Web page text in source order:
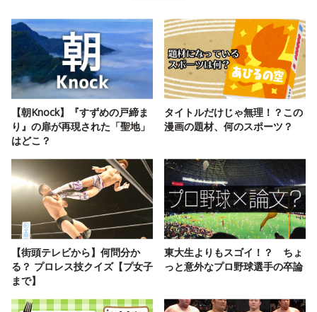
【朝Knock】『すずめの戸締ま
り』の扉が再現された「聖地」
はどこ？
タイトルだけじゃ無理！？この
漫画の題材、何のスポーツ？
【街頭テレビから】何問分か
る？ プロレス技クイズ【プ女子
まで】
東大生よりもスゴイ！？ ちょ
っと意外なプロ野球選手の卒論